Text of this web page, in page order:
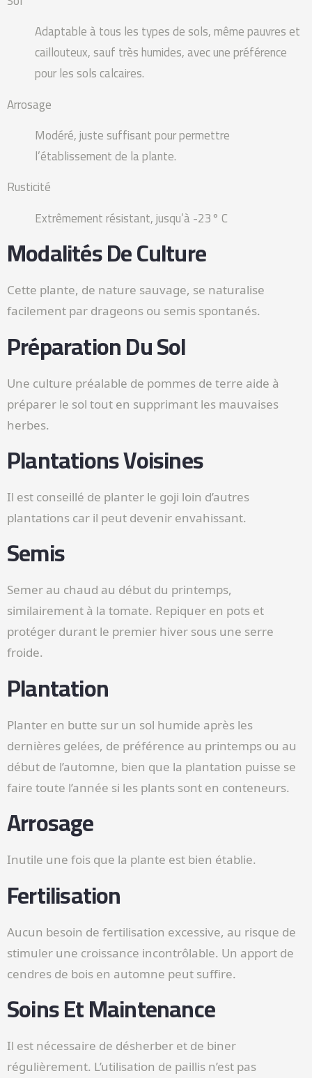
Adaptable à tous les types de sols, même pauvres et
caillouteux, sauf très humides, avec une préférence
pour les sols calcaires.
Arrosage
Modéré, juste suffisant pour permettre
l’établissement de la plante.
Rusticité
Extrêmement résistant, jusqu’à -23° C
Modalités De Culture
Cette plante, de nature sauvage, se naturalise
facilement par drageons ou semis spontanés.
Préparation Du Sol
Une culture préalable de pommes de terre aide à
préparer le sol tout en supprimant les mauvaises
herbes.
Plantations Voisines
Il est conseillé de planter le goji loin d’autres
plantations car il peut devenir envahissant.
Semis
Semer au chaud au début du printemps,
similairement à la tomate. Repiquer en pots et
protéger durant le premier hiver sous une serre
froide.
Plantation
Planter en butte sur un sol humide après les
dernières gelées, de préférence au printemps ou au
début de l’automne, bien que la plantation puisse se
faire toute l’année si les plants sont en conteneurs.
Arrosage
Inutile une fois que la plante est bien établie.
Fertilisation
Aucun besoin de fertilisation excessive, au risque de
stimuler une croissance incontrôlable. Un apport de
cendres de bois en automne peut suffire.
Soins Et Maintenance
Il est nécessaire de désherber et de biner
régulièrement. L’utilisation de paillis n’est pas